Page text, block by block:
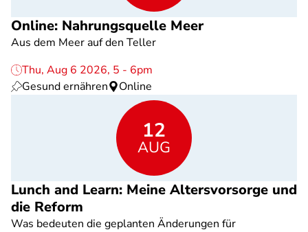
Online: Nahrungsquelle Meer
Aus dem Meer auf den Teller
Thu, Aug 6 2026, 5 - 6pm
Gesund ernähren
Online
12
AUG
Lunch and Learn: Meine Altersvorsorge und
die Reform
Was bedeuten die geplanten Änderungen für